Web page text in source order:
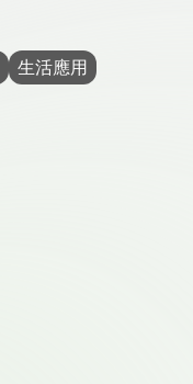
生活應用